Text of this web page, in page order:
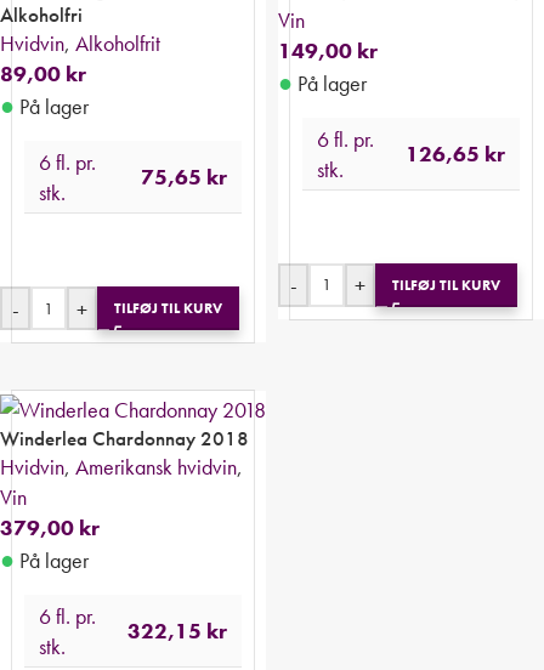
Alkoholfri
Hvidvin, Alkoholfrit
89,00 kr
● På lager
6 fl. pr.
stk.
75,65 kr
- + TILFØJ TIL KURV
Vin
149,00 kr
● På lager
6 fl. pr.
stk.
126,65 kr
- + TILFØJ TIL KURV
Winderlea Chardonnay 2018
Hvidvin, Amerikansk hvidvin,
Vin
379,00 kr
● På lager
6 fl. pr.
stk.
322,15 kr